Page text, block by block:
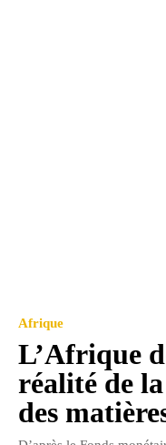
Afrique
L’Afrique
réalité de
des